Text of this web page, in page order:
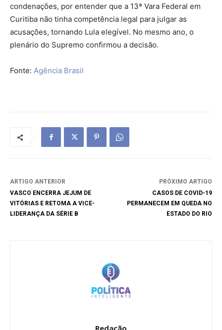
condenações, por entender que a 13ª Vara Federal em
Curitiba não tinha competência legal para julgar as
acusações, tornando Lula elegível. No mesmo ano, o
plenário do Supremo confirmou a decisão.
Fonte: Agência Brasil
ARTIGO ANTERIOR
VASCO ENCERRA JEJUM DE
VITÓRIAS E RETOMA A VICE-
LIDERANÇA DA SÉRIE B
PRÓXIMO ARTIGO
CASOS DE COVID-19
PERMANECEM EM QUEDA NO
ESTADO DO RIO